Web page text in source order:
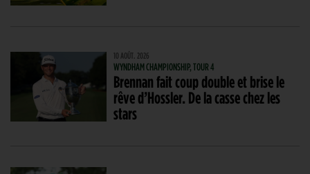
10 AOÛT. 2026
WYNDHAM CHAMPIONSHIP, TOUR 4
Brennan fait coup double et brise le
rêve d’Hossler. De la casse chez les
stars